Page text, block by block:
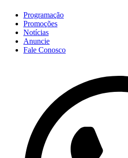
Programação
Promoções
Notícias
Anuncie
Fale Conosco